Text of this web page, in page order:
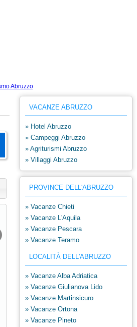
VACANZE ABRUZZO
» Hotel Abruzzo
» Campeggi Abruzzo
» Agriturismi Abruzzo
» Villaggi Abruzzo
PROVINCE DELL'ABRUZZO
» Vacanze Chieti
» Vacanze L'Aquila
» Vacanze Pescara
» Vacanze Teramo
LOCALITÀ DELL'ABRUZZO
» Vacanze Alba Adriatica
» Vacanze Giulianova Lido
» Vacanze Martinsicuro
» Vacanze Ortona
» Vacanze Pineto